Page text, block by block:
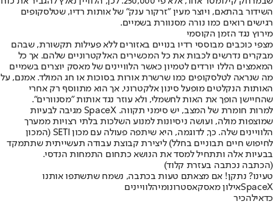
השידור בהתאם, ויוצר מעין "זרקור ענק" של אותות רדיו, שטלסקופים
רגישים רואים כמו נורה מסנוורת בשמיים.
מירוץ נגד הזמן הקוסמי
מצפי כוכבים מבוססי רדיו בנויים באזורים ללא פעילות תקשורת, שבהם
מבקרים נדרשים לכבות את כל המכשירים האלקטרוניים שלהם. אך כל
המאמצים הללו יורדים לטמיון כאשר הלוויינים של מאסק יוצרים בשמיים
מה שנראה לטלסקופים כמו שרשרת אורות בסוכות או חג המולד. אמנם, על
האותות הנקלטים מופעל סינון אלקטרוני, אך הוא מתווסף רק אחרי
שהחיישן הופך את האות לחשמלי, ולא עוזר נגד אותות "מסנוורים".
למרות חומרת של המצב, יש סימני תקווה. SpaceX מגיבה לבעיות
שמוצפות מולה, ועושה ניסיונות למנוע השלכות בלתי רצויות ממערך
הלוויינים שלה. כך, לדוגמה, היא שיתפה פעולה עם מכון SETI (המכון
לחיפוש חיים תבוניים בחלל) ליצירת קבוצת עבודה תעשייתית שתתמקד
בבעיות אלה ותתחיל למסד את הנושא כתחום התמחות הנדסי.
(הכתבה נכתבה בעזרת קלוד)
טעינו? נתקן! אם מצאתם טעות בכתבה, נשמח שתשתפו אותנו
SpaceXאילון מאסקאסטרונומיהלוויינים
כדאילהכיר